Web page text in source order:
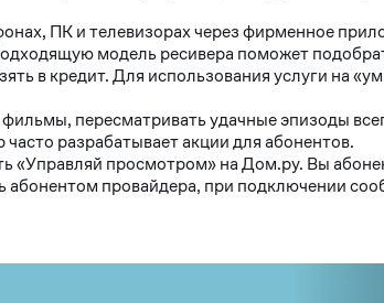
ПК и телевизорах через фирменное
модель ресивера поможет
в кредит. Для использования услуги на
пересматривать удачные эпизоды
разрабатывает акции для абонентов.
«Управляй просмотром» на Дом.ру. Вы
абонентом провайдера, при подключении